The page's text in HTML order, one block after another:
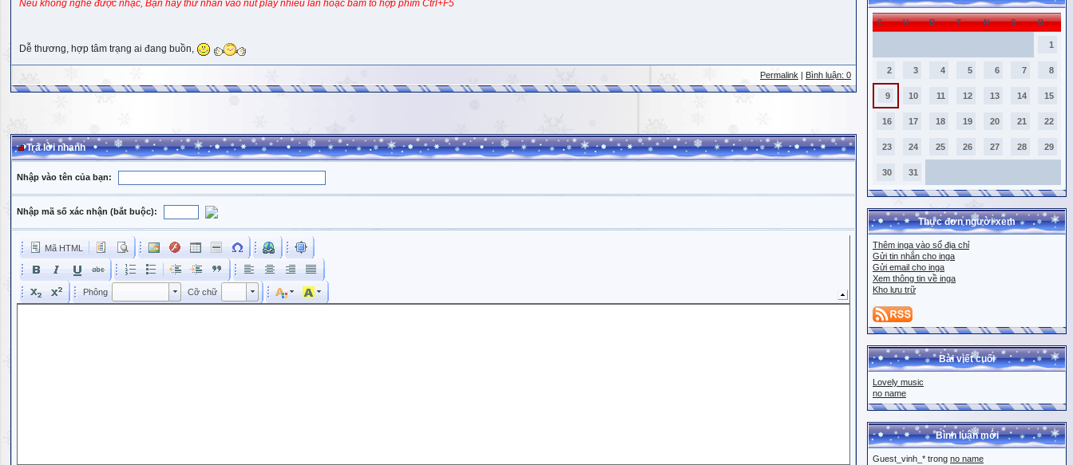
Nếu không nghe được nhạc, Bạn hãy thử nhấn vào nút play nhiều lần hoặc bấm tổ hợp phím Ctrl+F5
Dễ thương, hợp tâm trạng ai đang buồn,
Permalink Bình luận: 0
Trả lời nhanh
Nhập vào tên của bạn:
Nhập mã số xác nhận (bắt buộc):
Mã HTML
Phông Cỡ chữ Kích cỡ phông
C H B T N S B
1
2 3 4 5 6 7 8
9 10 11 12 13 14 15
16 17 18 19 20 21 22
23 24 25 26 27 28 29
30 31
Thực đơn người xem
Thêm inga vào sổ địa chỉ
Gửi tin nhắn cho inga
Gửi email cho inga
Xem thông tin về inga
Kho lưu trữ
Bài viết cuối
Lovely music
no name
Bình luận mới
Guest_vinh_* trong no name